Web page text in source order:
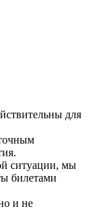
для
ситуации, мы
билетами
и не